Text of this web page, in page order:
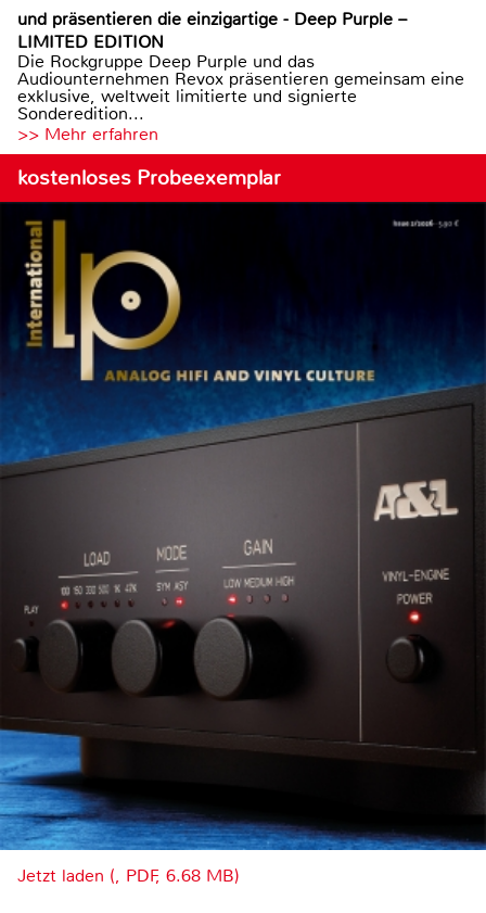
und präsentieren die einzigartige - Deep Purple –
LIMITED EDITION
Die Rockgruppe Deep Purple und das
Audiounternehmen Revox präsentieren gemeinsam eine
exklusive, weltweit limitierte und signierte
Sonderedition...
>> Mehr erfahren
kostenloses Probeexemplar
Jetzt laden (, PDF, 6.68 MB)